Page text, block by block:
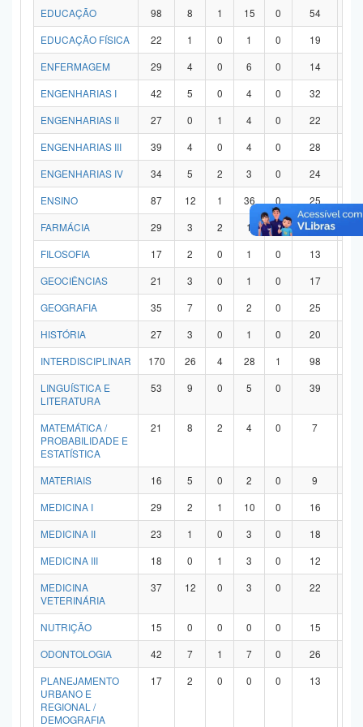
EDUCAÇÃO
98 8 1 15 0 54
EDUCAÇÃO FÍSICA
22 1 0 1 0 19
ENFERMAGEM
29 4 0 6 0 14
ENGENHARIAS I
42 5 0 4 0 32
ENGENHARIAS II
27 0 1 4 0 22
ENGENHARIAS III
39 4 0 4 0 28
ENGENHARIAS IV
34 5 2 3 0 24
ENSINO
87 12 1 36 0 25
FARMÁCIA
29 3 2 1 0 21
FILOSOFIA
17 2 0 1 0 13
GEOCIÊNCIAS
21 3 0 1 0 17
GEOGRAFIA
35 7 0 2 0 25
HISTÓRIA
27 3 0 1 0 20
INTERDISCIPLINAR
170 26 4 28 1 98
LINGUÍSTICA E
LITERATURA
53 9 0 5 0 39
MATEMÁTICA /
PROBABILIDADE E
ESTATÍSTICA
21 8 2 4 0 7
MATERIAIS 16 5 0 2 0 9
MEDICINA I
29 2 1 10 0 16
MEDICINA II
23 1 0 3 0 18
MEDICINA III
18 0 1 3 0 12
MEDICINA
VETERINÁRIA
37 12 0 3 0 22
NUTRIÇÃO 15 0 0 0 0 15
ODONTOLOGIA
42 7 1 7 0 26
PLANEJAMENTO
URBANO E
REGIONAL /
DEMOGRAFIA
17 2 0 0 0 13